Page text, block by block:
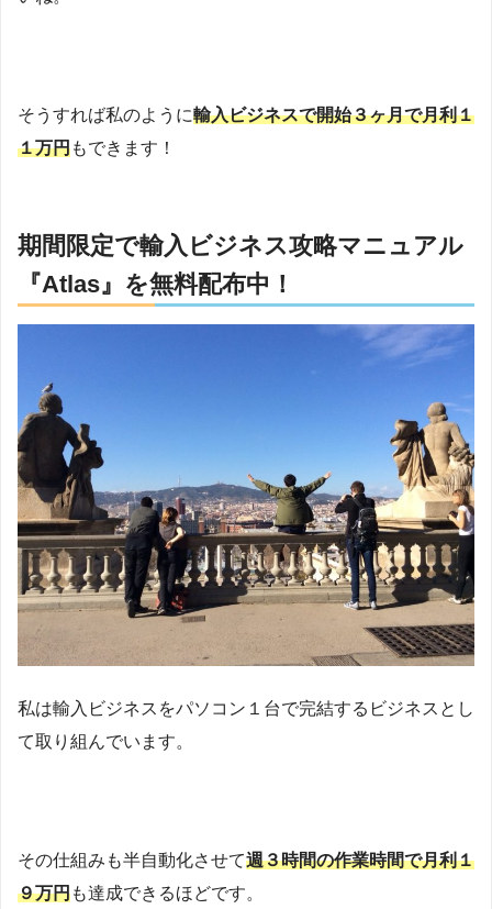
そうすれば私のように輸入ビジネスで開始３ヶ月で月利１
１万円もできます！
期間限定で輸入ビジネス攻略マニュアル
『Atlas』を無料配布中！
私は輸入ビジネスをパソコン１台で完結するビジネスとし
て取り組んでいます。
その仕組みも半自動化させて週３時間の作業時間で月利１
９万円も達成できるほどです。